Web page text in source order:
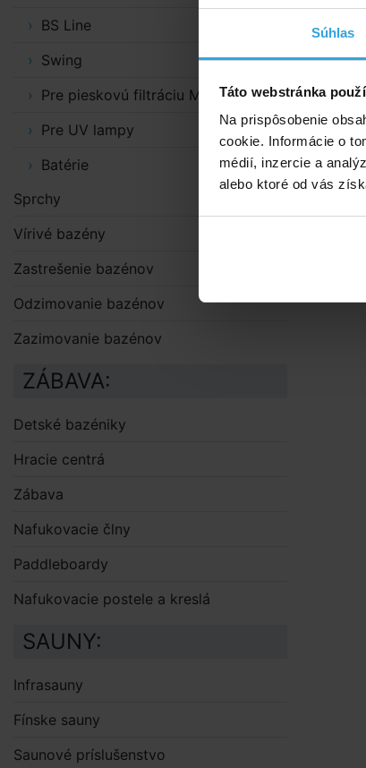
Súhlas
Táto webstránka
Na prispôsobenie
cookie. Informácie o
médií, inzercie a
alebo ktoré od vás
BS Line
Swing
Pre pieskovú filtráciu MAXI
Pre UV lampy
Batérie
Sprchy
Vírivé bazény
Zastrešenie bazénov
Odzimovanie bazénov
Zazimovanie bazénov
ZÁBAVA:
Detské bazéniky
Hracie centrá
Zábava
Nafukovacie člny
Paddleboardy
Nafukovacie postele a kreslá
SAUNY:
Infrasauny
Fínske sauny
Saunové príslušenstvo